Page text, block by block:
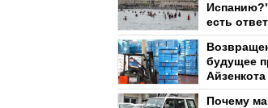
есть ответ
будущее
Айзенкота
Почему